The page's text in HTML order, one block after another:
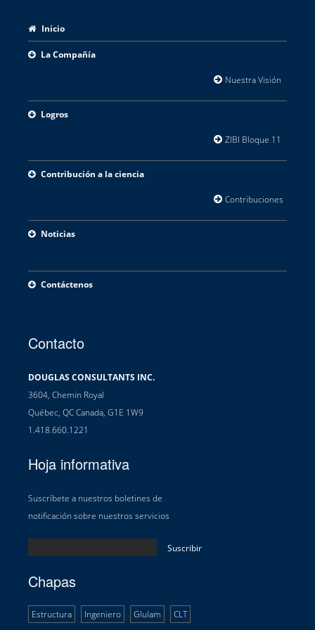
Inicio
La Compañía
Nuestra Visión
Logros
ZIBI Bloque 11
Contribución a la ciencia
Contribuciones
Noticias
Contáctenos
Contacto
DOUGLAS CONSULTANTS INC.
3604, Chemin Royal
Québec, QC Canada, G1E 1W9
1.418.660.1221
Hoja informativa
Suscríbete a nuestros boletines de
notificación sobre nuestros servicios
Chapas
Estructura Ingeniero Glulam CLT